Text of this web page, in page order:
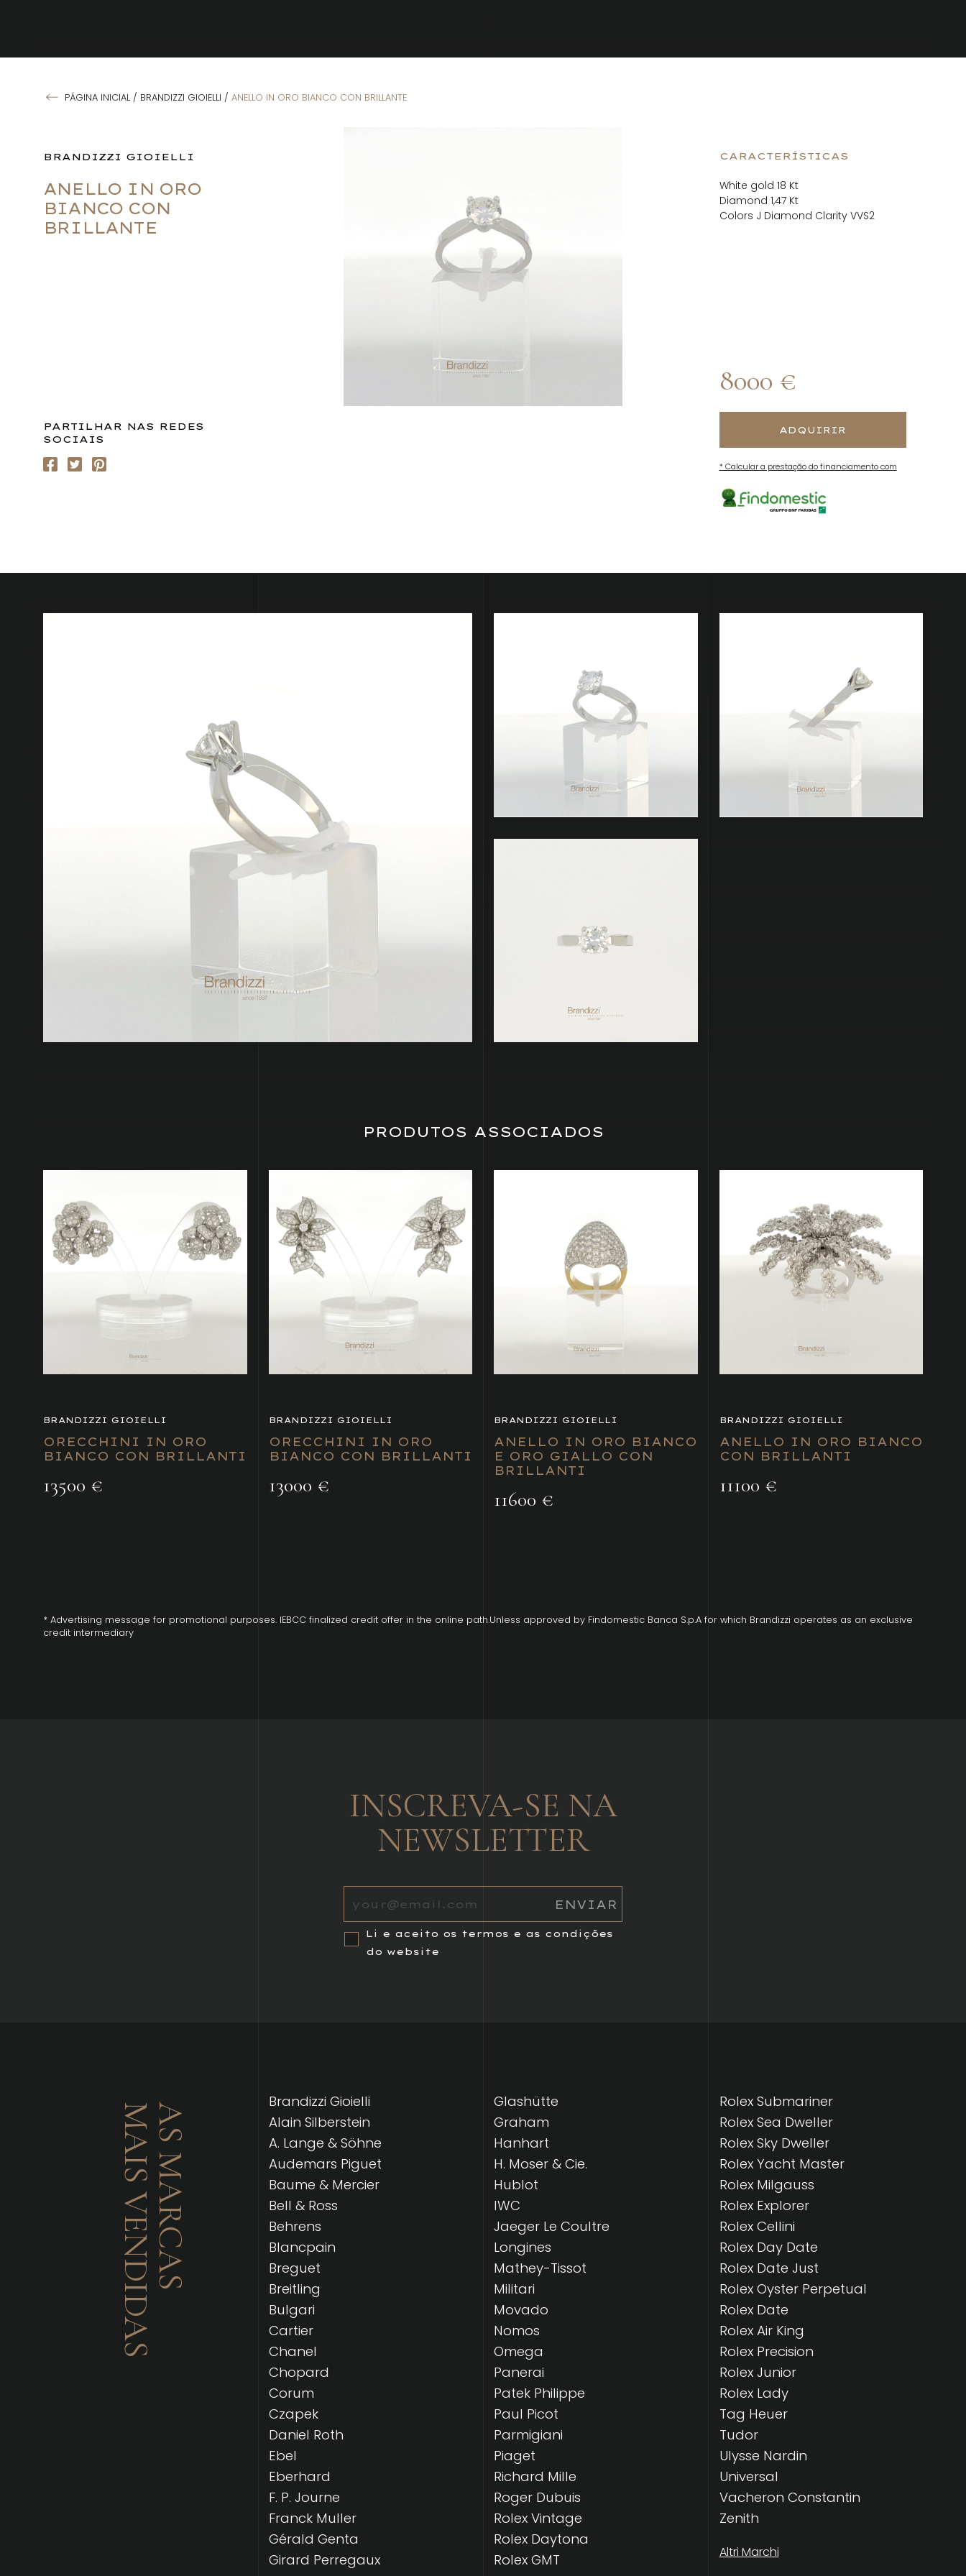
PÁGINA INICIAL / BRANDIZZI GIOIELLI / ANELLO IN ORO BIANCO CON BRILLANTE
BRANDIZZI GIOIELLI
ANELLO IN ORO
BIANCO CON
BRILLANTE
PARTILHAR NAS REDES
SOCIAIS
CARACTERÍSTICAS
White gold 18 Kt
Diamond 1,47 Kt
Colors J Diamond Clarity VVS2
8000 €
ADQUIRIR
* Calcular a prestação do financiamento com
PRODUTOS ASSOCIADOS
BRANDIZZI GIOIELLI
ORECCHINI IN ORO
BIANCO CON BRILLANTI
13500 €
BRANDIZZI GIOIELLI
ORECCHINI IN ORO
BIANCO CON BRILLANTI
13000 €
BRANDIZZI GIOIELLI
ANELLO IN ORO BIANCO
E ORO GIALLO CON
BRILLANTI
11600 €
BRANDIZZI GIOIELLI
ANELLO IN ORO BIANCO
CON BRILLANTI
11100 €
* Advertising message for promotional purposes. IEBCC finalized credit offer in the online path.Unless approved by Findomestic Banca S.p.A for which Brandizzi operates as an exclusive
credit intermediary
INSCREVA-SE NA
NEWSLETTER
Li e aceito os termos e as condições
do website
AS MARCAS
MAIS VENDIDAS
Brandizzi Gioielli
Alain Silberstein
A. Lange & Söhne
Audemars Piguet
Baume & Mercier
Bell & Ross
Behrens
Blancpain
Breguet
Breitling
Bulgari
Cartier
Chanel
Chopard
Corum
Czapek
Daniel Roth
Ebel
Eberhard
F. P. Journe
Franck Muller
Gérald Genta
Girard Perregaux
Glashütte
Graham
Hanhart
H. Moser & Cie.
Hublot
IWC
Jaeger Le Coultre
Longines
Mathey-Tissot
Militari
Movado
Nomos
Omega
Panerai
Patek Philippe
Paul Picot
Parmigiani
Piaget
Richard Mille
Roger Dubuis
Rolex Vintage
Rolex Daytona
Rolex GMT
Rolex Submariner
Rolex Sea Dweller
Rolex Sky Dweller
Rolex Yacht Master
Rolex Milgauss
Rolex Explorer
Rolex Cellini
Rolex Day Date
Rolex Date Just
Rolex Oyster Perpetual
Rolex Date
Rolex Air King
Rolex Precision
Rolex Junior
Rolex Lady
Tag Heuer
Tudor
Ulysse Nardin
Universal
Vacheron Constantin
Zenith
Altri Marchi